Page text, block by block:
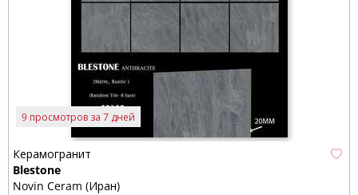
9 просмотров за 7 дней
Керамогранит
Blestone
Novin Ceram (Иран)